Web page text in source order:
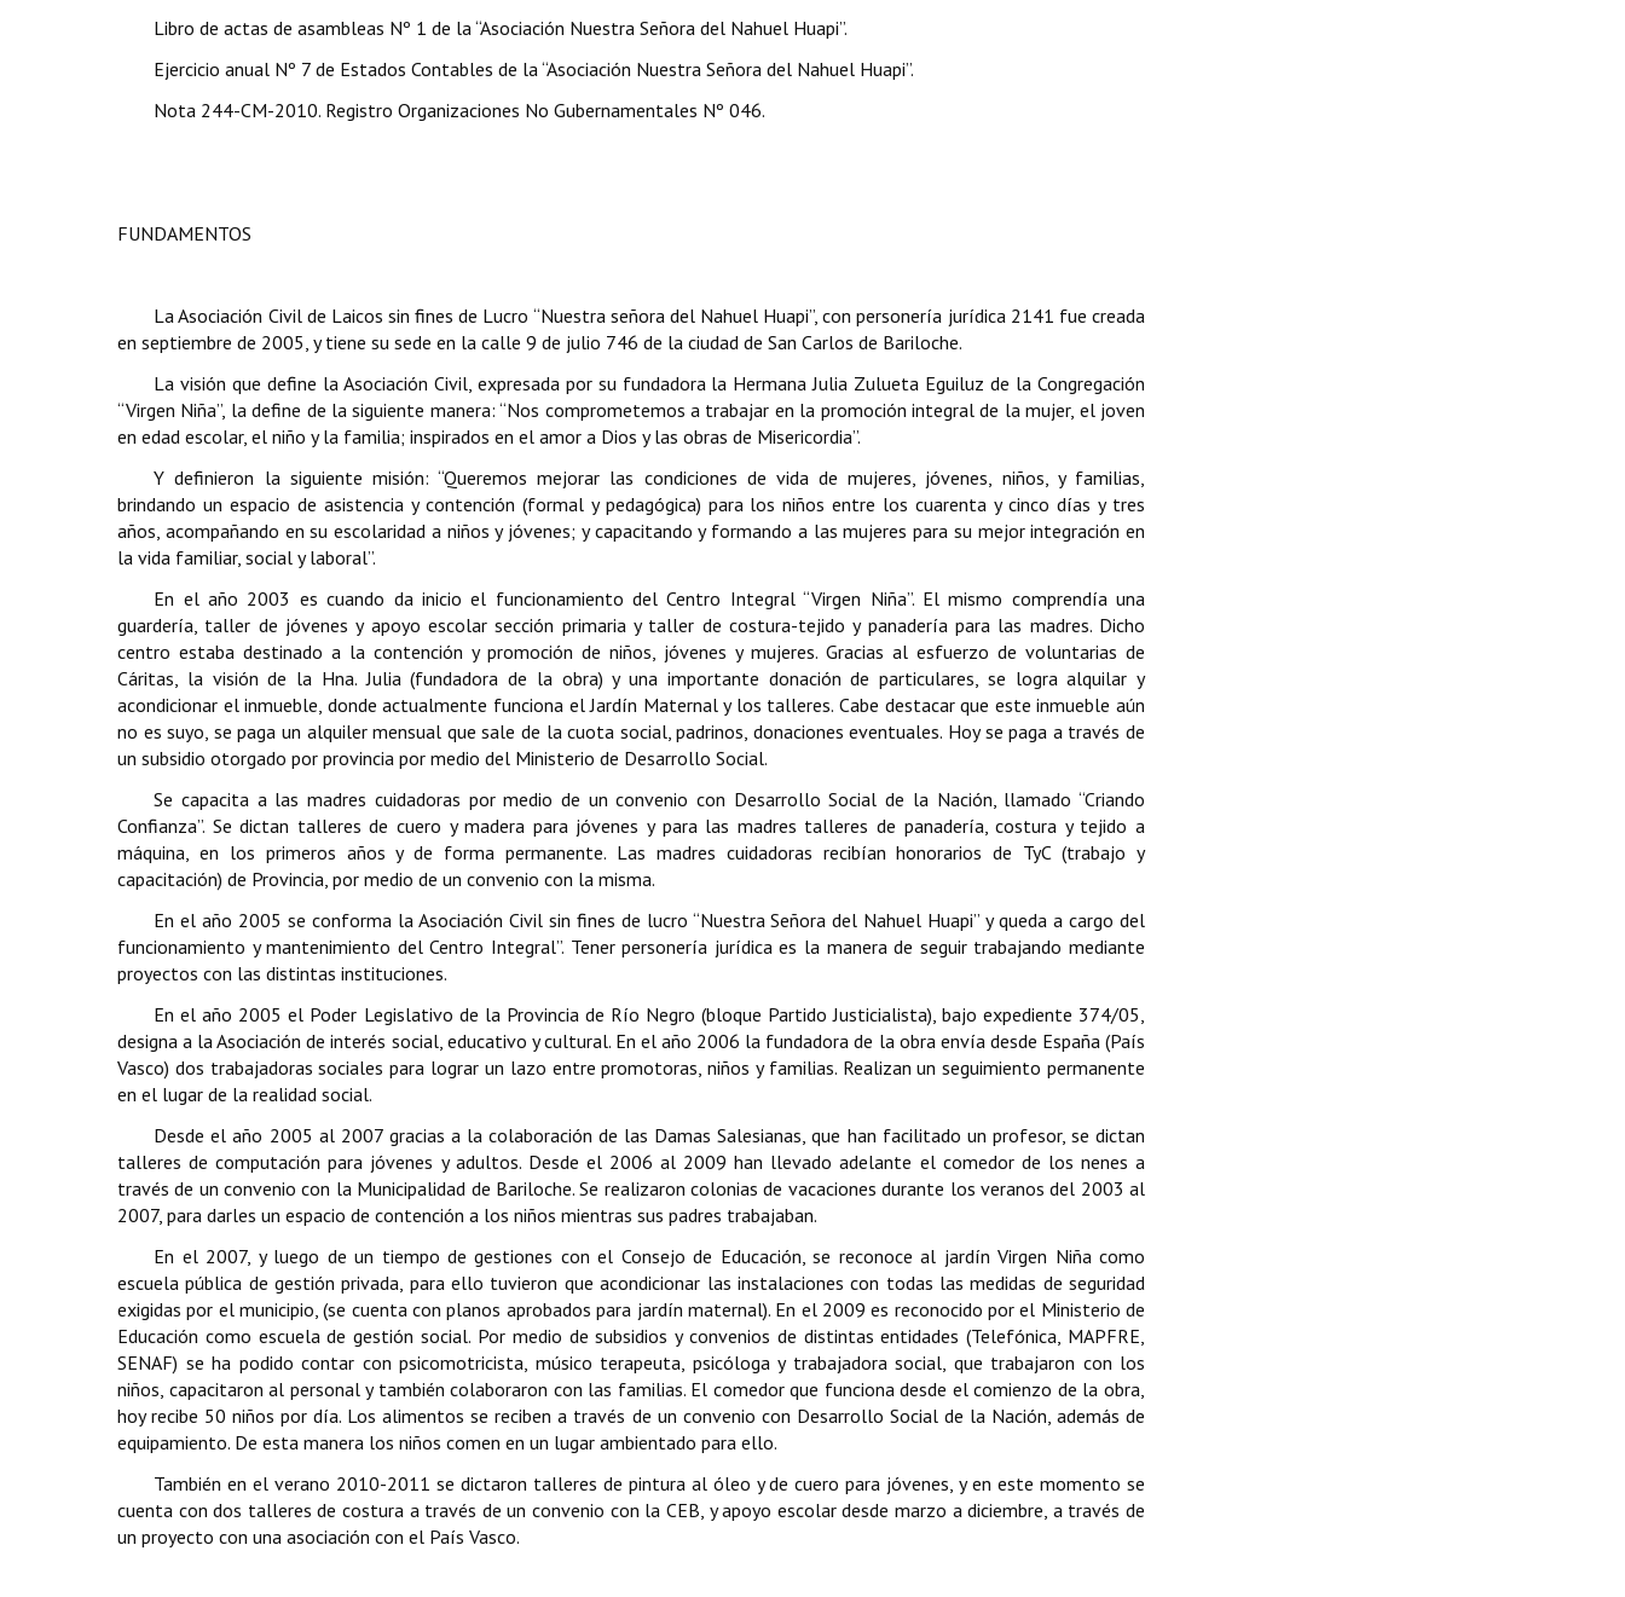
Libro de actas de asambleas Nº 1 de la “Asociación Nuestra Señora del Nahuel Huapi”.
Ejercicio anual Nº 7 de Estados Contables de la “Asociación Nuestra Señora del Nahuel Huapi”.
Nota 244-CM-2010. Registro Organizaciones No Gubernamentales Nº 046.
FUNDAMENTOS
La Asociación Civilde Laicos sin fines de Lucro “Nuestra señora del Nahuel Huapi”, con personería jurídica 2141 fue creada
en septiembre de 2005, y tiene su sede en la calle 9 de julio 746 de la ciudad de San Carlos de Bariloche.
La visión que define la Asociación Civil, expresada por su fundadora la Hermana Julia Zulueta Eguiluz de la Congregación
“Virgen Niña”, la define de la siguiente manera: “Nos comprometemos a trabajar en la promoción integral de la mujer, el joven
en edad escolar, el niño y la familia; inspirados en el amor a Dios y las obras de Misericordia”.
Y definieron la siguiente misión: “Queremos mejorar las condiciones de vida de mujeres, jóvenes, niños, y familias,
brindando un espacio de asistencia y contención (formal y pedagógica) para los niños entre los cuarenta y cinco días y tres
años, acompañando en su escolaridad a niños y jóvenes; y capacitando y formando a las mujeres para su mejor integración en
la vida familiar, social y laboral”.
En el año 2003 es cuando da inicio el funcionamiento del Centro Integral “Virgen Niña”. El mismo comprendía una
guardería, taller de jóvenes y apoyo escolar sección primaria y taller de costura-tejido y panadería para las madres. Dicho
centro estaba destinado a la contención y promoción de niños, jóvenes y mujeres. Gracias al esfuerzo de voluntarias de
Cáritas, la visión de la Hna. Julia (fundadora de la obra) y una importante donación de particulares, se logra alquilar y
acondicionar el inmueble, donde actualmente funciona el Jardín Maternal y los talleres. Cabe destacar que este inmueble aún
no es suyo, se paga un alquiler mensual que sale de la cuota social, padrinos, donaciones eventuales. Hoy se paga a través de
un subsidio otorgado por provincia por medio del Ministerio de Desarrollo Social.
Se capacita a las madres cuidadoras por medio de un convenio con Desarrollo Social de la Nación, llamado “Criando
Confianza”. Se dictan talleres de cuero y madera para jóvenes y para las madres talleres de panadería, costura y tejido a
máquina, en los primeros años y de forma permanente. Las madres cuidadoras recibían honorarios de TyC (trabajo y
capacitación) de Provincia, por medio de un convenio con la misma.
En el año 2005 se conforma la Asociación Civil sin fines de lucro “Nuestra Señora del Nahuel Huapi” y queda a cargo del
funcionamiento y mantenimiento del Centro Integral”. Tener personería jurídica es la manera de seguir trabajando mediante
proyectos con las distintas instituciones.
En el año 2005 el Poder Legislativo de la Provincia de Río Negro (bloque Partido Justicialista), bajo expediente 374/05,
designa a la Asociación de interés social, educativo y cultural. En el año 2006 la fundadora de la obra envía desde España (País
Vasco) dos trabajadoras sociales para lograr un lazo entre promotoras, niños y familias. Realizan un seguimiento permanente
en el lugar de la realidad social.
Desde el año 2005 al 2007 gracias a la colaboración de las Damas Salesianas, que han facilitado un profesor, se dictan
talleres de computación para jóvenes y adultos. Desde el 2006 al 2009 han llevado adelante el comedor de los nenes a
través de un convenio con la Municipalidad de Bariloche. Se realizaron colonias de vacaciones durante los veranos del 2003 al
2007, para darles un espacio de contención a los niños mientras sus padres trabajaban.
En el 2007, y luego de un tiempo de gestiones con el Consejo de Educación, se reconoce al jardín Virgen Niña como
escuela pública de gestión privada, para ello tuvieron que acondicionar las instalaciones con todas las medidas de seguridad
exigidas por el municipio, (se cuenta con planos aprobados para jardín maternal). En el 2009 es reconocido por el Ministerio de
Educación como escuela de gestión social. Por medio de subsidios y convenios de distintas entidades (Telefónica, MAPFRE,
SENAF) se ha podido contar con psicomotricista, músico terapeuta, psicóloga y trabajadora social, que trabajaron con los
niños, capacitaron al personal y también colaboraron con las familias. El comedor que funciona desde el comienzo de la obra,
hoy recibe 50 niños por día. Los alimentos se reciben a través de un convenio con Desarrollo Social de la Nación, además de
equipamiento. De esta manera los niños comen en un lugar ambientado para ello.
También en el verano 2010-2011 se dictaron talleres de pintura al óleo y de cuero para jóvenes, y en este momento se
cuenta con dos talleres de costura a través de un convenio con la CEB, y apoyo escolar desde marzo a diciembre, a través de
un proyecto con una asociación con el País Vasco.